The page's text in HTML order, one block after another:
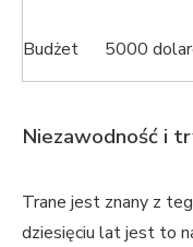
Budżet 5000
Niezawodność i
Trane jest znany z
dziesięciu lat jest to